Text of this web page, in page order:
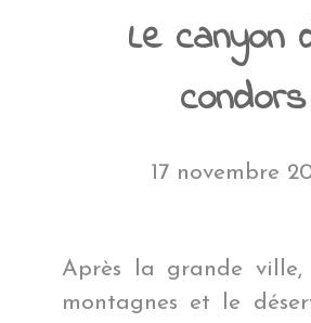
Le canyon
condors
17 novembre
Après la grande ville,
montagnes et le